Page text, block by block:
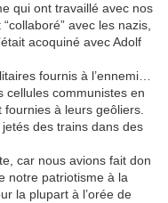
qui ont travaillé avec nos
avec les nazis,
acoquiné avec Adolf
fournis à l’ennemi…
cellules communistes en
à leurs geôliers.
des trains dans des
car nous avions fait don
notre patriotisme à la
la plupart à l’orée de